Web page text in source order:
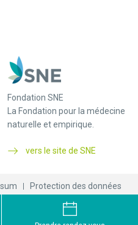
Fondation SNE
La Fondation pour la médecine
naturelle et empirique.
vers le site de SNE
Protection des données